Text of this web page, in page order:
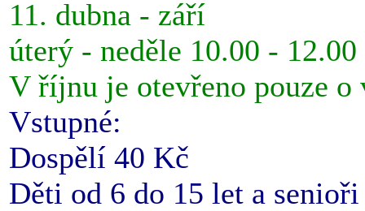
11. dubna - září
úterý - neděle 10.00 -
V říjnu je otevřeno pouze o
Vstupné:
Dospělí 40 Kč
Děti od 6 do 15 let a